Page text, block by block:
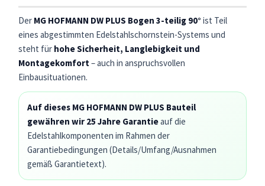
Der MG HOFMANN DW PLUS Bogen 3-teilig 90° ist Teil
eines abgestimmten Edelstahlschornstein-Systems und
steht für hohe Sicherheit, Langlebigkeit und
Montagekomfort – auch in anspruchsvollen
Einbausituationen.
Auf dieses MG HOFMANN DW PLUS Bauteil
gewähren wir 25 Jahre Garantieauf die
Edelstahlkomponenten im Rahmen der
Garantiebedingungen (Details/Umfang/Ausnahmen
gemäß Garantietext).